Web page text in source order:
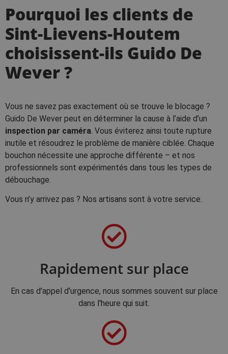
Pourquoi les clients de
Sint-Lievens-Houtem
choisissent-ils Guido De
Wever ?
Vous ne savez pas exactement où se trouve le blocage ?
Guido De Wever peut en déterminer la cause à l’aide d’un
inspection par caméra. Vous éviterez ainsi toute rupture
inutile et résoudrez le problème de manière ciblée. Chaque
bouchon nécessite une approche différente – et nos
professionnels sont expérimentés dans tous les types de
débouchage.
Vous n’y arrivez pas ? Nos artisans sont à votre service.
Rapidement sur place
En cas d'appel d'urgence, nous sommes souvent sur place
dans l'heure qui suit.